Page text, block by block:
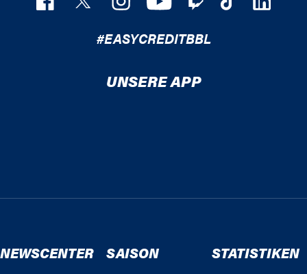
#EASYCREDITBBL
UNSERE APP
NEWSCENTER SAISON STATISTIKEN